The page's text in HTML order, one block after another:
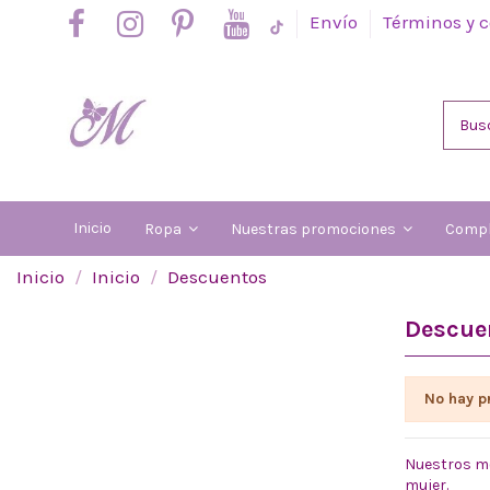
Envío Términos y
Inicio Ropa Nuestras promociones
Inicio Inicio Descuentos
No hay
Nuestros
mujer.